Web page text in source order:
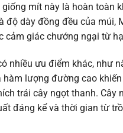
mít này là hoàn toàn
độ dày đồng đều của múi,
cảm giác chướng ngại từ
nhiều ưu điểm khác, như
hàm lượng đường cao
trái cây ngọt thanh. Cây
đáng kể và thời gian từ